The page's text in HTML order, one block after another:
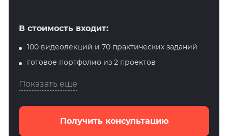
В стоимость входит:
100 видеолекций и 70 практических заданий
готовое портфолио из 2 проектов
Показать еще
Получить консультацию